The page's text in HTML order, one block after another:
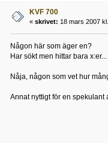
KVF 700
« skrivet: 18 mars 2007
Någon här som äger en?
Har sökt men hittar bara x:er...
Nåja, någon som vet hur
Annat nyttigt för en spekulant